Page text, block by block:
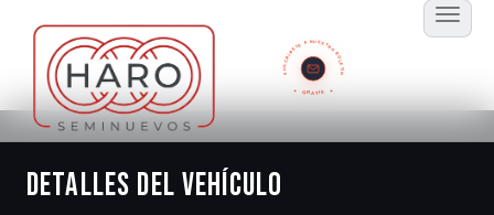
SUSCRÍBETE A NUESTRO BOLETÍN
GRATIS
Detalles del Vehículo